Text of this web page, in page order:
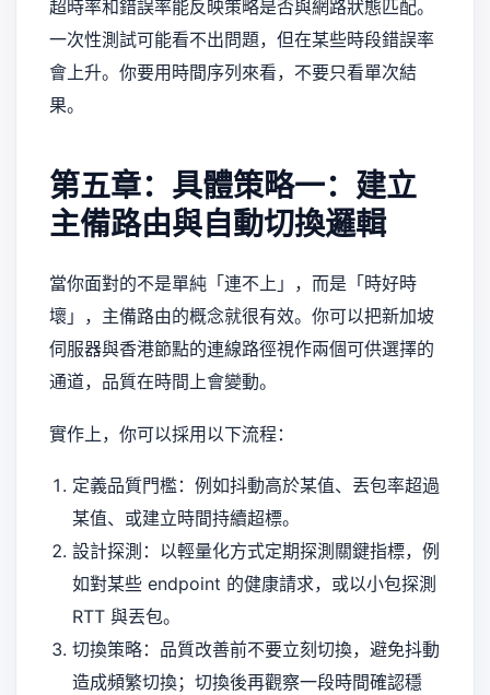
超時率和錯誤率能反映策略是否與網路狀態匹配。
一次性測試可能看不出問題，但在某些時段錯誤率
會上升。你要用時間序列來看，不要只看單次結
果。
第五章：具體策略一：建立
主備路由與自動切換邏輯
當你面對的不是單純「連不上」，而是「時好時
壞」，主備路由的概念就很有效。你可以把新加坡
伺服器與香港節點的連線路徑視作兩個可供選擇的
通道，品質在時間上會變動。
實作上，你可以採用以下流程：
定義品質門檻：例如抖動高於某值、丟包率超過
某值、或建立時間持續超標。
設計探測：以輕量化方式定期探測關鍵指標，例
如對某些 endpoint 的健康請求，或以小包探測
RTT 與丟包。
切換策略：品質改善前不要立刻切換，避免抖動
造成頻繁切換；切換後再觀察一段時間確認穩